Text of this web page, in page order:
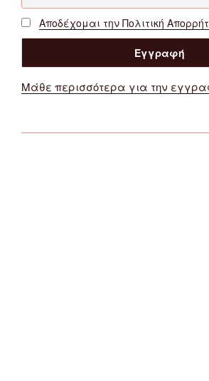
Αποδέχομαι την Πολιτική
Μάθε περισσότερα για την